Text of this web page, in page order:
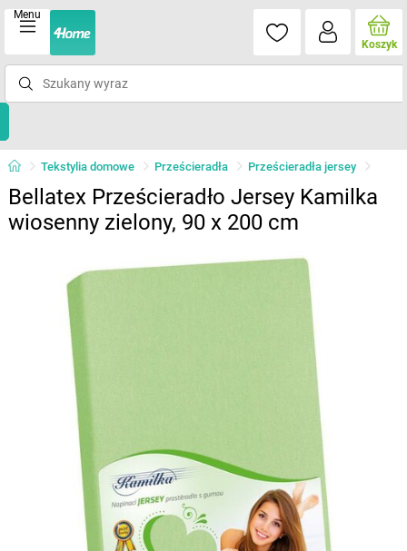
Menu
Koszyk
Tekstylia domowe Prześcieradła Prześcieradła jersey
Bellatex Prześcieradło Jersey Kamilka
wiosenny zielony, 90 x 200 cm